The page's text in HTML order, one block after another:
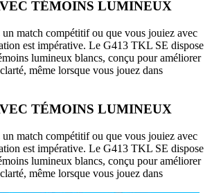
TÉMOINS LUMINEUX
un match compétitif ou que vous jouiez avec
est impérative. Le G413 TKL SE dispose
lumineux blancs, conçu pour améliorer
même lorsque vous jouez dans
TÉMOINS LUMINEUX
un match compétitif ou que vous jouiez avec
est impérative. Le G413 TKL SE dispose
lumineux blancs, conçu pour améliorer
même lorsque vous jouez dans